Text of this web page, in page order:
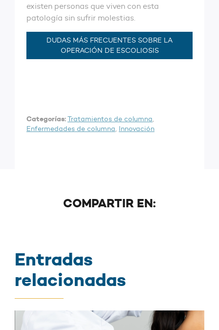
existen personas que viven con esta
patología sin sufrir molestias.
DUDAS MÁS FRECUENTES SOBRE LA
OPERACIÓN DE ESCOLIOSIS
Categorías:Tratamientos de columna,
Enfermedades de columna, Innovación
COMPARTIR EN:
Entradas
relacionadas